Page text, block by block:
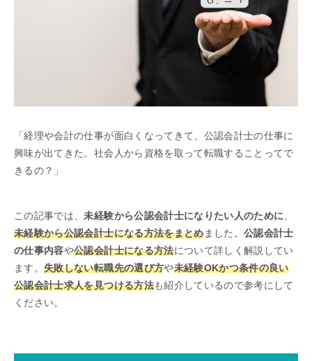
「経理や会計の仕事が面白くなってきて、公認会計士の仕事に
興味が出てきた。社会人から資格を取って転職することってで
きるの？」
この記事では、未経験から公認会計士になりたい人のために、
未経験から公認会計士になる方法をまとめました。公認会計士
の仕事内容や公認会計士になる方法について詳しく解説してい
ます。失敗しない転職先の選び方や未経験OKかつ条件の良い
公認会計士求人を見つける方法も紹介しているので参考にして
ください。